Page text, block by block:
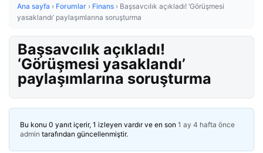
Ana sayfa › Forumlar › Finans › Başsavcılık açıkladı! ‘Görüşmesi
yasaklandı’ paylaşımlarına soruşturma
Başsavcılık açıkladı!
‘Görüşmesi yasaklandı’
paylaşımlarına soruşturma
Bu konu 0 yanıt içerir, 1 izleyen vardır ve en son 1 ay 4 hafta önce
admin tarafından güncellenmiştir.